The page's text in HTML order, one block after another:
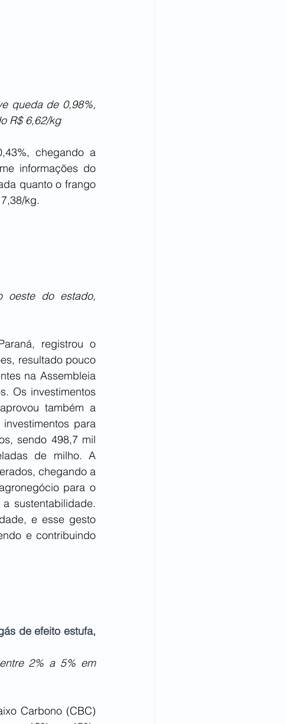
queda de 0,98%,
R$ 6,62/kg
chegando a
informações do
quanto o frango
kg.
oeste do estado,
registrou o
resultado pouco
na Assembleia
Os investimentos
também a
para
sendo 498,7 mil
de milho. A
chegando a
para o
sustentabilidade.
e esse gesto
e contribuindo
de efeito estufa,
2% a 5% em
Carbono (CBC)